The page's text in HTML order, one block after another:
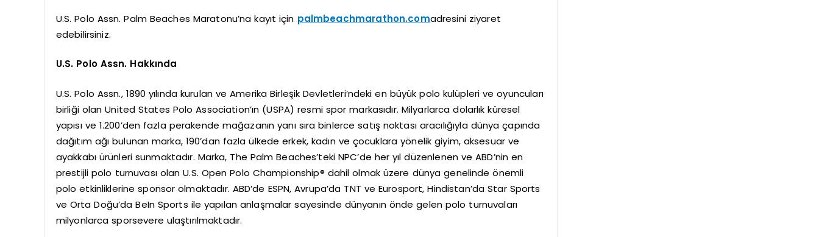
U.S. Polo Assn. Palm Beaches Maratonu’na kayıt için palmbeachmarathon.comadresini ziyaret
edebilirsiniz.
U.S. Polo Assn. Hakkında
U.S. Polo Assn., 1890 yılında kurulan ve Amerika Birleşik Devletleri’ndeki en büyük polo kulüpleri ve oyuncuları
birliği olan United States Polo Association’ın (USPA) resmi spor markasıdır. Milyarlarca dolarlık küresel
yapısı ve 1.200’den fazla perakende mağazanın yanı sıra binlerce satış noktası aracılığıyla dünya çapında
dağıtım ağı bulunan marka, 190’dan fazla ülkede erkek, kadın ve çocuklara yönelik giyim, aksesuar ve
ayakkabı ürünleri sunmaktadır. Marka, The Palm Beaches’teki NPC’de her yıl düzenlenen ve ABD’nin en
prestijli polo turnuvası olan U.S. Open Polo Championship® dahil olmak üzere dünya genelinde önemli
polo etkinliklerine sponsor olmaktadır. ABD’de ESPN, Avrupa’da TNT ve Eurosport, Hindistan’da Star Sports
ve Orta Doğu’da BeIn Sports ile yapılan anlaşmalar sayesinde dünyanın önde gelen polo turnuvaları
milyonlarca sporsevere ulaştırılmaktadır.